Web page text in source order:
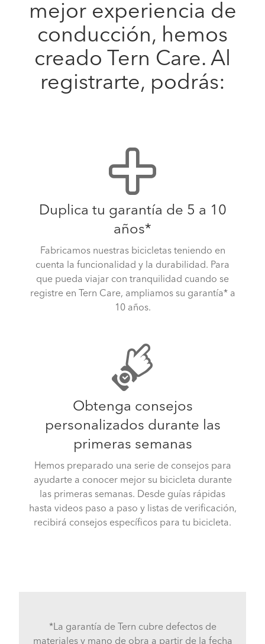
mejor experiencia de
conducción, hemos
creado Tern Care. Al
registrarte, podrás:
Duplica tu garantía de 5 a 10
años*
Fabricamos nuestras bicicletas teniendo en
cuenta la funcionalidad y la durabilidad. Para
que pueda viajar con tranquilidad cuando se
registre en Tern Care, ampliamos su garantía* a
10 años.
Obtenga consejos
personalizados durante las
primeras semanas
Hemos preparado una serie de consejos para
ayudarte a conocer mejor su bicicleta durante
las primeras semanas. Desde guías rápidas
hasta videos paso a paso y listas de verificación,
recibirá consejos específicos para tu bicicleta.
*La garantía de Tern cubre defectos de
materiales y mano de obra a partir de la fecha